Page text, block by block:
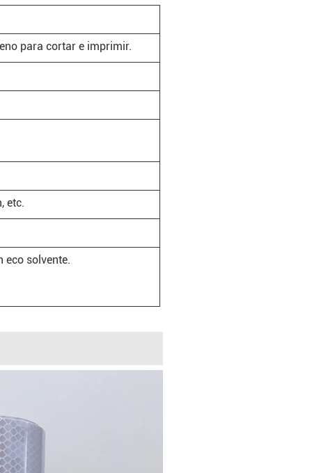
para cortar e imprimir.
etc.
eco solvente.